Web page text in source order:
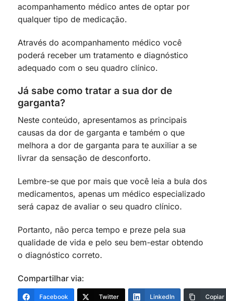
acompanhamento médico antes de optar por
qualquer tipo de medicação.
Através do acompanhamento médico você
poderá receber um tratamento e diagnóstico
adequado com o seu quadro clínico.
Já sabe como tratar a sua dor de
garganta?
Neste conteúdo, apresentamos as principais
causas da dor de garganta e também o que
melhora a dor de garganta para te auxiliar a se
livrar da sensação de desconforto.
Lembre-se que por mais que você leia a bula dos
medicamentos, apenas um médico especializado
será capaz de avaliar o seu quadro clínico.
Portanto, não perca tempo e preze pela sua
qualidade de vida e pelo seu bem-estar obtendo
o diagnóstico correto.
Compartilhar via:
Facebook Twitter LinkedIn Copiar